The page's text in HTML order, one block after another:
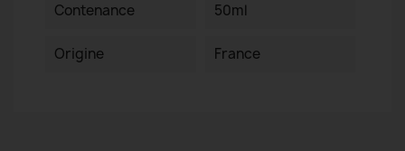
Contenance 50ml
Origine France